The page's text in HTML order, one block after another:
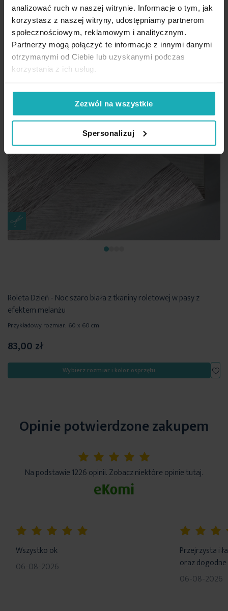
analizować ruch w naszej witrynie. Informacje o tym, jak
korzystasz z naszej witryny, udostępniamy partnerom
społecznościowym, reklamowym i analitycznym.
Partnerzy mogą połączyć te informacje z innymi danymi
otrzymanymi od Ciebie lub uzyskanymi podczas
korzystania z ich usług.
Zezwól na wszystkie
Spersonalizuj
Roleta Dzień - Noc szaro biała z tkaniny roletowej w pasy z
efektem melanżu
Przykładowy rozmiar: 60 x 60 cm
83,00 zł
Wybierz rozmiar i kolor osprzętu
Opinie potwierdzone zakupem
5%
Na podstawie 1226 opinii. Zobacz niektóre opinie tutaj.
Wszystko ok
06-08-2026
Przejrzysta i
oraz
06-08-2026